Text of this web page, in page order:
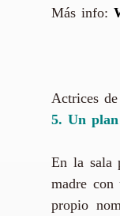
Más info:
Actrices
5. Un
En la sala
madre con
propio